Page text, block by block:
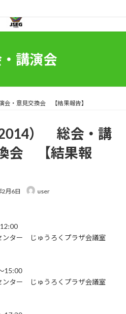
講演会
・意見交換会 【結果報告】
） 総会・講
会 【結果報
2月6日 user
ンター じゅうろくプラザ会議室
15:00
ンター じゅうろくプラザ会議室